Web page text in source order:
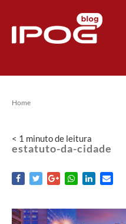
Home
< 1 minutode leitura
estatuto-da-cidade